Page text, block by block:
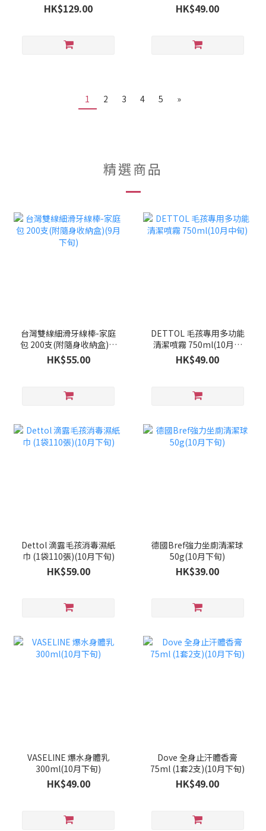
HK$129.00 HK$49.00
1 2 3 4 5 »
精選商品
台灣雙線細滑牙線棒-家庭
包 200支(附隨身收納盒)(9
月下旬)
HK$55.00
DETTOL 毛孩專用多功能
清潔噴霧 750ml(10月中
旬)
HK$49.00
Dettol 滴露毛孩消毒濕紙
巾 (1袋110張)(10月下旬)
HK$59.00
德國Bref強力坐廁清潔球
50g(10月下旬)
HK$39.00
VASELINE 爆水身體乳
300ml(10月下旬)
HK$49.00
Dove 全身止汗體香膏
75ml (1套2支)(10月下旬)
HK$49.00